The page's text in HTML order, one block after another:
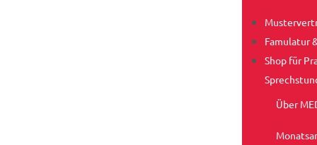
Famulatur
Shop für
Über